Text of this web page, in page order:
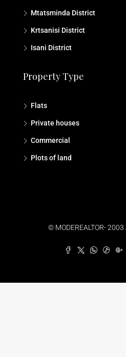
Mtatsminda District
Krtsanisi District
Isani District
Property Type
Flats
Private houses
Commercial
Plots of land
© MODEREALTOR-